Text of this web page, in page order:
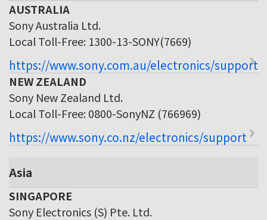
AUSTRALIA
Sony Australia Ltd.
Local Toll-Free: 1300-13-SONY(7669)
https://www.sony.com.au/electronics/support
NEW ZEALAND
Sony New Zealand Ltd.
Local Toll-Free: 0800-SonyNZ (766969)
https://www.sony.co.nz/electronics/support
Asia
SINGAPORE
Sony Electronics (S) Pte. Ltd.